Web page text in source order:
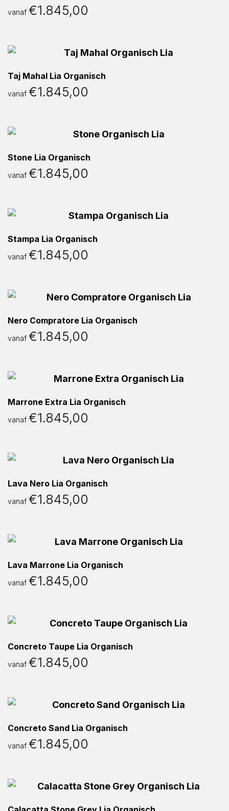
vanaf €1.845,00
Taj Mahal Lia Organisch
vanaf €1.845,00
Stone Lia Organisch
vanaf €1.845,00
Stampa Lia Organisch
vanaf €1.845,00
Nero Compratore Lia Organisch
vanaf €1.845,00
Marrone Extra Lia Organisch
vanaf €1.845,00
Lava Nero Lia Organisch
vanaf €1.845,00
Lava Marrone Lia Organisch
vanaf €1.845,00
Concreto Taupe Lia Organisch
vanaf €1.845,00
Concreto Sand Lia Organisch
vanaf €1.845,00